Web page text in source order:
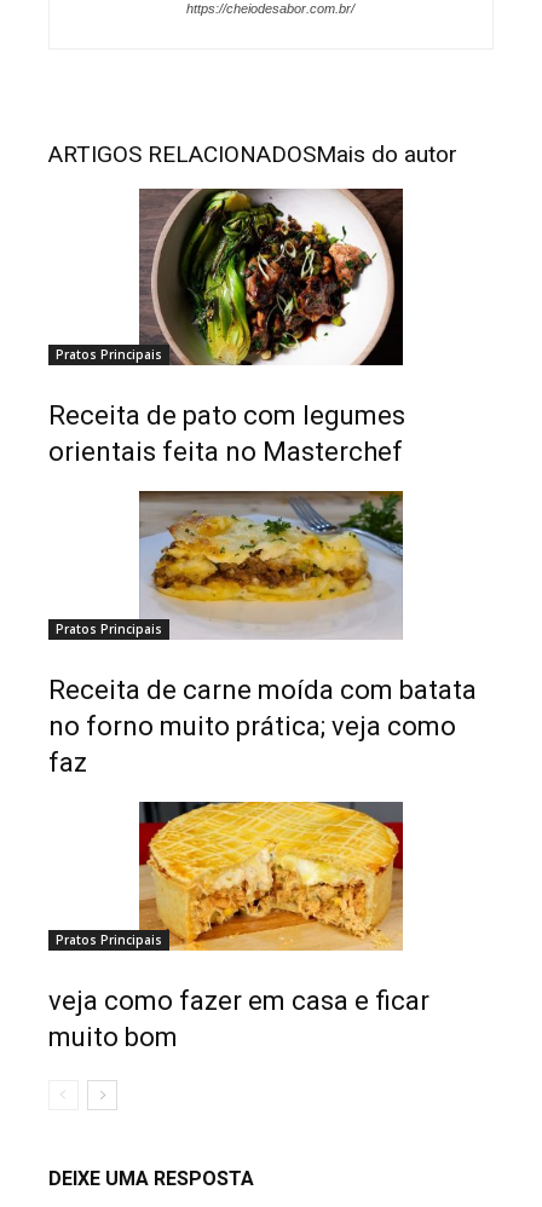
https://cheiodesabor.com.br/
ARTIGOS RELACIONADOSMais do autor
Pratos Principais
Receita de pato com legumes
orientais feita no Masterchef
Pratos Principais
Receita de carne moída com batata
no forno muito prática; veja como
faz
Pratos Principais
veja como fazer em casa e ficar
muito bom
DEIXE UMA RESPOSTA